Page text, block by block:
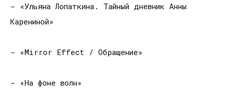
- «Ульяна Лопаткина. Тайный дневник Анны
Карениной»
- «Mirror Effect / Обращение»
- «На фоне волн»